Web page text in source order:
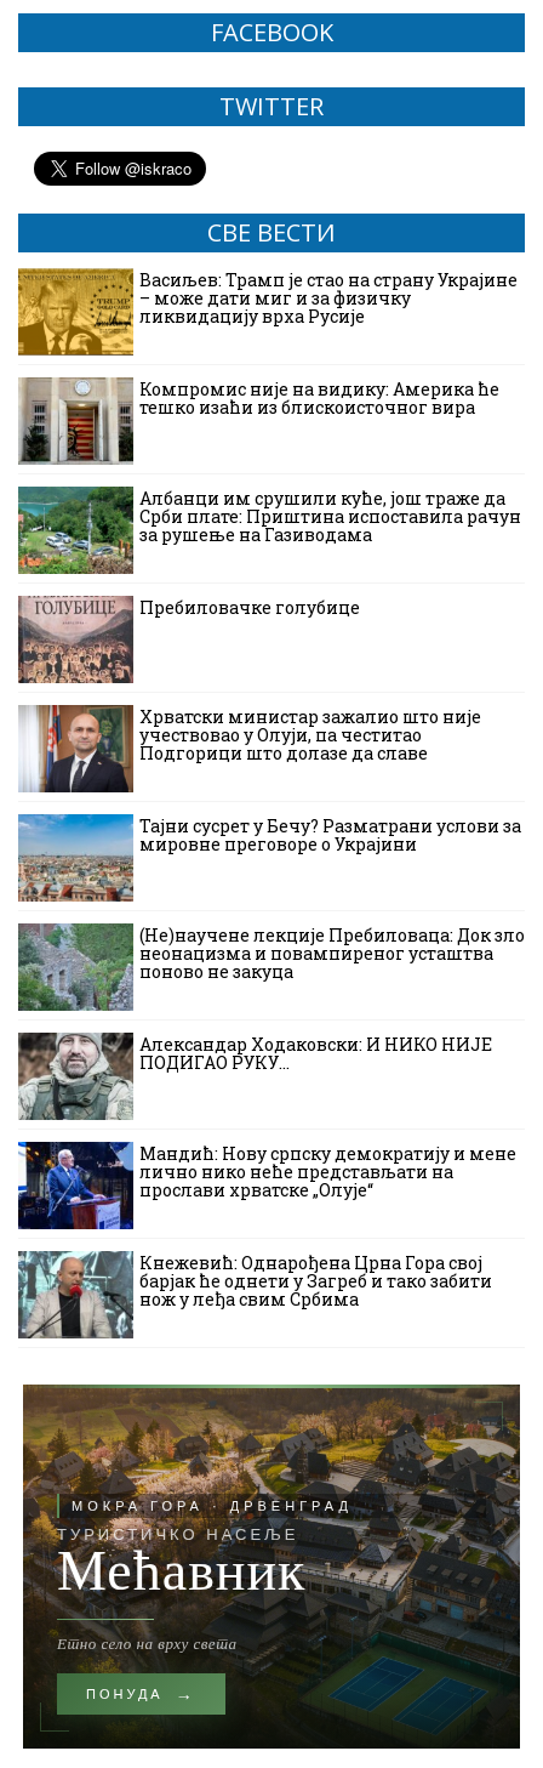
FACEBOOK
TWITTER
СВЕ ВЕСТИ
Васиљев: Трамп је стао на страну Украјине
– може дати миг и за физичку
ликвидацију врха Русије
Компромис није на видику: Америка ће
тешко изаћи из блискоисточног вира
Албанци им срушили куће, још траже да
Срби плате: Приштина испоставила рачун
за рушење на Газиводама
Пребиловачке голубице
Хрватски министар зажалио што није
учествовао у Олуји, па честитао
Подгорици што долазе да славе
Тајни сусрет у Бечу? Разматрани услови за
мировне преговоре о Украјини
(Не)научене лекције Пребиловаца: Док зло
неонацизма и повампиреног усташтва
поново не закуца
Александар Ходаковски: И НИКО НИЈЕ
ПОДИГАО РУКУ…
Мандић: Нову српску демократију и мене
лично нико неће представљати на
прослави хрватске „Олује“
Кнежевић: Однарођена Црна Гора свој
барјак ће однети у Загреб и тако забити
нож у леђа свим Србима